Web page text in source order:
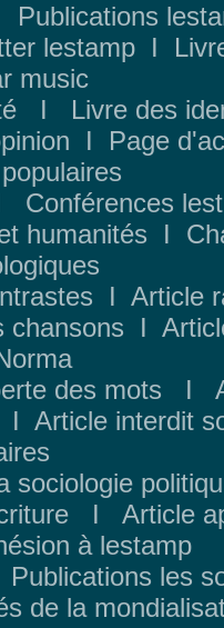
Publications
lestamp I
music
I Livre des
I Page
Conférences
humanités I
I Article
chansons I
des mots I
I Article interdit
sociologie
I Article
à lestamp
Publications les
de la